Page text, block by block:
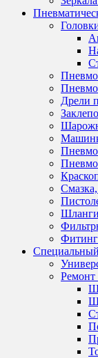
Дрели
Ремонт